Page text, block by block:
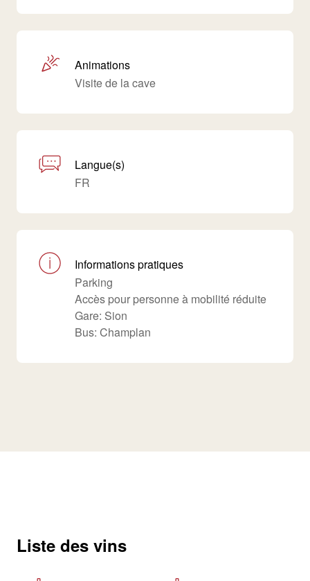
Animations
Visite de la cave
Langue(s)
FR
Informations pratiques
Parking
Accès pour personne à mobilité réduite
Gare: Sion
Bus: Champlan
Liste des vins